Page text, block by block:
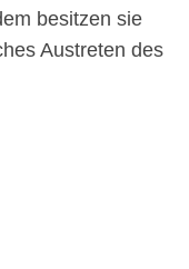
besitzen sie
Austreten des